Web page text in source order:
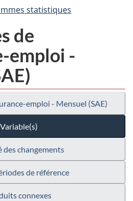
statistiques
de
emploi -
emploi - Mensuel (SAE)
Variable(s)
des changements
de référence
connexes